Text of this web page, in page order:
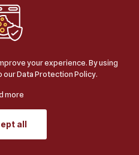
KANOPI
| ALL RIGHTS
BYJASA SEO GOOGLE
your experience. By using
ourData Protection Policy.
more
all